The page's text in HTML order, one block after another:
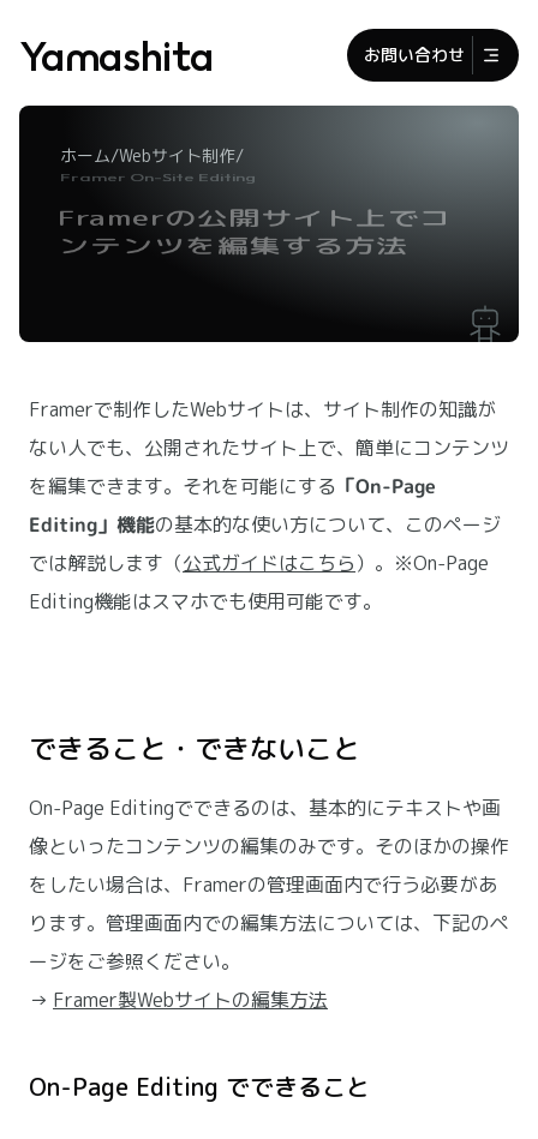
Yamashita お問い合わせ
ホーム/Webサイト制作/
Framer On-Site Editing
Framerの公開サイト上でコ
ンテンツを編集する方法
Framerで制作したWebサイトは、サイト制作の知識が
ない人でも、公開されたサイト上で、簡単にコンテンツ
を編集できます。それを可能にする 「On-Page
Editing」機能の基本的な使い方について、このページ
では解説します（公式ガイドはこちら）。※On-Page
Editing機能はスマホでも使用可能です。
できること・できないこと
On-Page Editingでできるのは、基本的にテキストや画
像といったコンテンツの編集のみです。そのほかの操作
をしたい場合は、Framerの管理画面内で行う必要があ
ります。管理画面内での編集方法については、下記のペ
ージをご参照ください。
→ Framer製Webサイトの編集方法
On-Page Editing でできること